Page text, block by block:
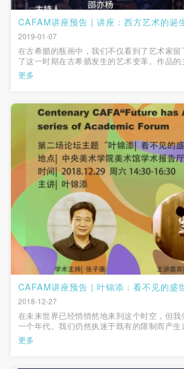
CAFAM讲座预告 | 讲座：西方艺术的诞
2019-01-07
在古希腊的瓶画中，我们不仅看到了艺术家
了这一时期在古希腊发生的艺术变革。作品的
现的一种方式，而这种方式也是艺术家彰显个
段。古典的革命不仅局限于绘画，在雕塑方面
更多
CAFAM讲座预告 | 叶锦添：看不见的盛
2018-12-27
在未来世界已经悄悄然地来到这个时空，但
一个年代。我们仍然执迷于既有的限制而产
生一个断折，世界的变化会突然而来，不断超
一切。
更多
起生效。
（3）、本协议包括纸质档和电子档
份，甲乙双方各执一份，均具有同等
活动参与者意味着接受并承担本协议
同意者意味着放弃参加此次活动的权
意，同时知晓并同意本免责声明。参
后，视作其家属也已知晓并同意。
我已认真阅读上述条款，并且同意。
起生效。
（3）、本协议包括纸质档和电子档
份，甲乙双方各执一份，均具有同等
活动参与者意味着接受并承担本协议
同意者意味着放弃参加此次活动的权
意，同时知晓并同意本免责声明。参
后，视作其家属也已知晓并同意。
我已认真阅读上述条款，并且同意。
起生效。
（3）、本协议包括纸质档和电子档
份，甲乙双方各执一份，均具有同等
活动参与者意味着接受并承担本协议
同意者意味着放弃参加此次活动的权
意，同时知晓并同意本免责声明。参
后，视作其家属也已知晓并同意。
我已认真阅读上述条款，并且同意。